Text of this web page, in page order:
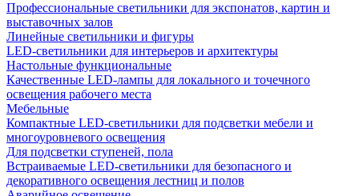
Профессиональные светильники для экспонатов, картин и
выставочных залов
Линейные светильники и фигуры
LED-светильники для интерьеров и архитектуры
Настольные функциональные
Качественные LED-лампы для локального и точечного
освещения рабочего места
Мебельные
Компактные LED-светильники для подсветки мебели и
многоуровневого освещения
Для подсветки ступеней, пола
Встраиваемые LED-светильники для безопасного и
декоративного освещения лестниц и полов